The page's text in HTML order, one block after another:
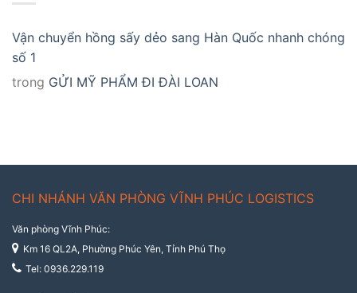
Vận chuyển hồng sấy dẻo sang Hàn Quốc nhanh chóng
số 1
trong GỬI MỸ PHẨM ĐI ĐÀI LOAN
CHI NHÁNH VĂN PHÒNG VĨNH PHÚC LOGISTICS
Văn phòng Vĩnh Phúc:
Km 16 QL2A, Phường Phúc Yên, Tỉnh Phú Thọ
Tel: 0936.229.119